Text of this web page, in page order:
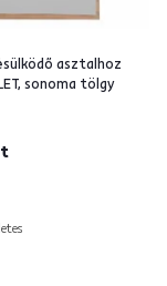
asztalhoz
sonoma tölgy